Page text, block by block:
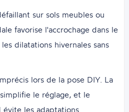
sur sols meubles ou
favorise l'accrochage dans le
dilatations hivernales sans
lors de la pose DIY. La
le réglage, et le
les adaptations